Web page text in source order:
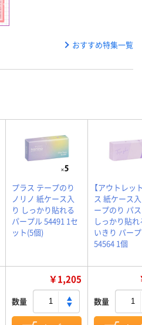
おすすめ特集一覧
プラス テープのり
ノリノ 紙ケース入
り しっかり貼れる
パープル 54491 1セ
ット(5個)
【アウトレッ
ス 紙ケース
ープのり パ
しっかり貼れ
いきり パー
54564 1個
￥1,205
数量 数量